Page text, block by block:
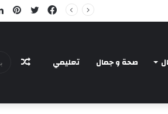
تويتر
فيسبوك
صحة و جمال تعليمي مقال